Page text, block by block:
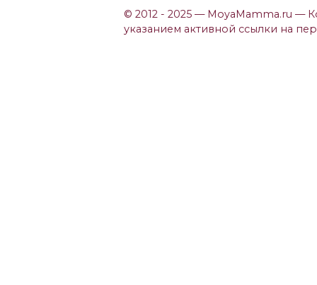
© 2012 - 2025 — MoyaMamma.ru —
указанием активной ссылки на